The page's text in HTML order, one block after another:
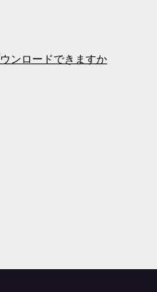
ンロードできますか